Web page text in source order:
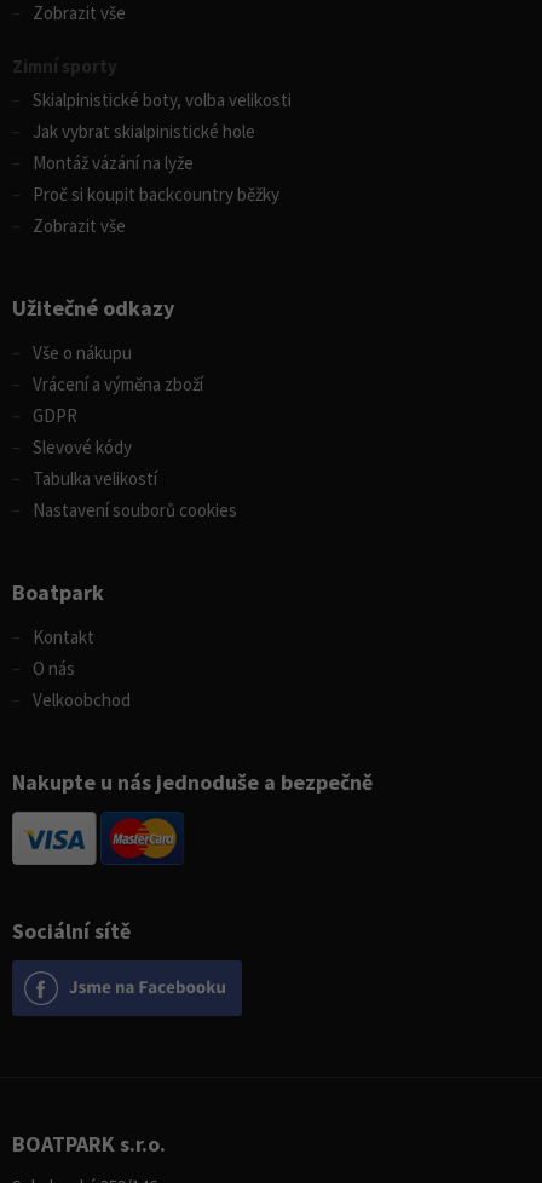
Sociální sítě
Zobrazit vše
Zimní sporty
Skialpinistické boty, volba velikosti
Jak vybrat skialpinistické hole
Montáž vázání na lyže
Proč si koupit backcountry běžky
Zobrazit vše
Užitečné odkazy
Vše o nákupu
Vrácení a výměna zboží
GDPR
Slevové kódy
Tabulka velikostí
Nastavení souborů cookies
Boatpark
Kontakt
O nás
Velkoobchod
Nakupte u nás jednoduše a bezpečně
BOATPARK s.r.o.